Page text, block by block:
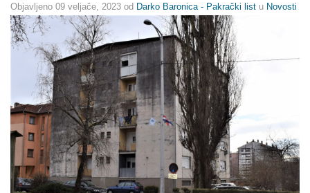
Objavljeno 09 veljače, 2023 od Darko Baronica - Pakrački list u Novosti